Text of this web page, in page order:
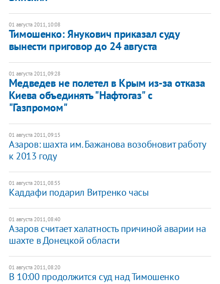
01 августа 2011, 10:08
Тимошенко: Янукович приказал суду
вынести приговор до 24 августа
01 августа 2011, 09:28
Медведев не полетел в Крым из-за отказа
Киева объединять "Нафтогаз" с
"Газпромом"
01 августа 2011, 09:15
Азаров: шахта им. Бажанова возобновит работу
к 2013 году
01 августа 2011, 08:55
Каддафи подарил Витренко часы
01 августа 2011, 08:40
Азаров считает халатность причиной аварии на
шахте в Донецкой области
01 августа 2011, 08:20
В 10:00 продолжится суд над Тимошенко